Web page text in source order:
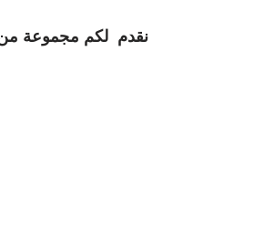
نقدم لكم مجموعة من